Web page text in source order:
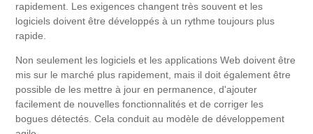
rapidement. Les exigences changent très souvent et les
logiciels doivent être développés à un rythme toujours plus
rapide.
Non seulement les logiciels et les applications Web doivent être
mis sur le marché plus rapidement, mais il doit également être
possible de les mettre à jour en permanence, d'ajouter
facilement de nouvelles fonctionnalités et de corriger les
bogues détectés. Cela conduit au modèle de développement